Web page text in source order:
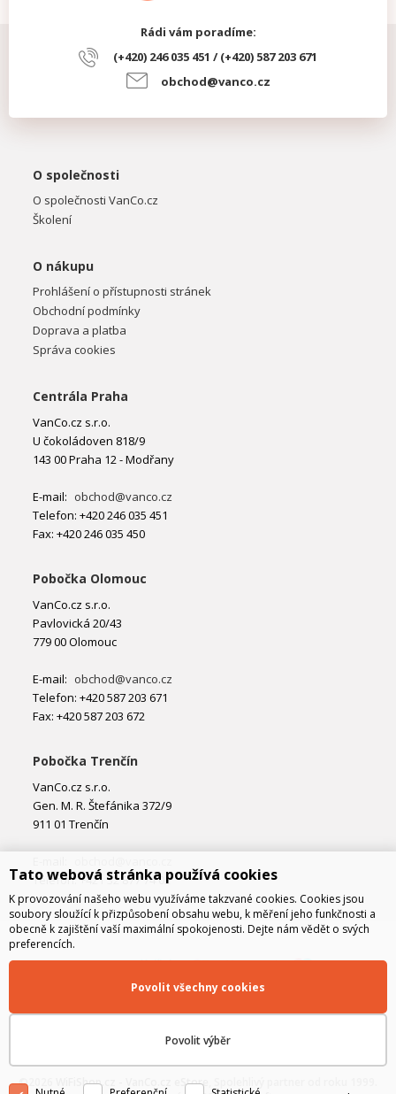
Rádi vám poradíme:
(+420) 246 035 451 / (+420) 587 203 671
obchod@vanco.cz
O společnosti
O společnosti VanCo.cz
Školení
O nákupu
Prohlášení o přístupnosti stránek
Obchodní podmínky
Doprava a platba
Správa cookies
Centrála Praha
VanCo.cz s.r.o.
U čokoládoven 818/9
143 00 Praha 12 - Modřany
E-mail: obchod@vanco.cz
Telefon: +420 246 035 451
Fax: +420 246 035 450
Pobočka Olomouc
VanCo.cz s.r.o.
Pavlovická 20/43
779 00 Olomouc
E-mail: obchod@vanco.cz
Telefon: +420 587 203 671
Fax: +420 587 203 672
Pobočka Trenčín
VanCo.cz s.r.o.
Gen. M. R. Štefánika 372/9
911 01 Trenčín
Telefon: +421 32 877 74 02
©2026 WiFiShop.cz - VanCo.cz eStore
Tato webová stránka používá cookies
K provozování našeho webu využíváme takzvané cookies. Cookies jsou
soubory sloužící k přizpůsobení obsahu webu, k měření jeho funkčnosti a
obecně k zajištění vaší maximální spokojenosti. Dejte nám vědět o svých
preferencích.
Povolit výběr
Povolit všechny cookies